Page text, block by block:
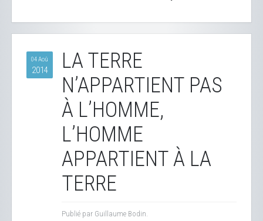
04 Aoû
2014
LA TERRE
N’APPARTIENT PAS
À L’HOMME,
L’HOMME
APPARTIENT À LA
TERRE
Publié par Guillaume Bodin.